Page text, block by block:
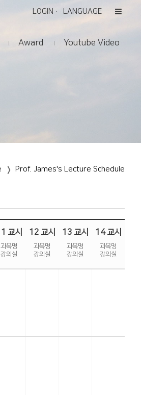
LOGIN LANGUAGE
Award Youtube Video
Prof. James's Lecture Schedule
교시 12 교시 13 교시 14 교시
과목명
강의실
과목명
강의실
과목명
강의실
과목명
강의실